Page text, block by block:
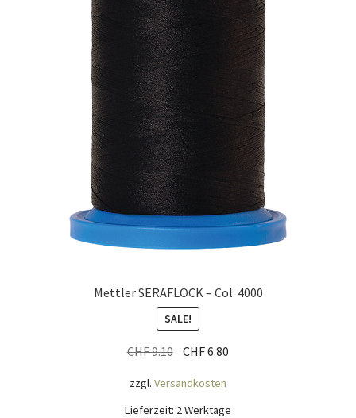
Mettler SERAFLOCK – Col. 4000
SALE!
CHF9.10 Ursprünglicher
war:
CHF 9.10
CHF6.80
CHF 6.80.
zzgl. Versandkosten
Lieferzeit: 2 Werktage